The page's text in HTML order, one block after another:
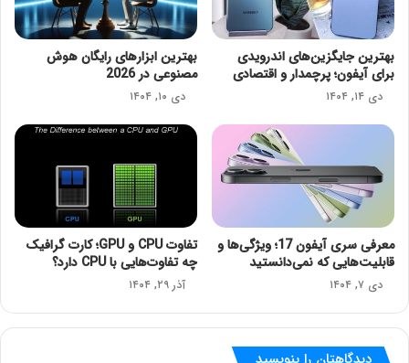
بهترین جایگزین‌های اندرویدی
برای آیفون؛ پرچمدار و اقتصادی
دی ۱۴, ۱۴۰۴
بهترین ابزارهای رایگان هوش
مصنوعی در 2026
دی ۱۰, ۱۴۰۴
معرفی سری آیفون 17؛ ویژگی‌ها و
قابلیت‌هایی که نمی‌دانستید
دی ۷, ۱۴۰۴
تفاوت CPU و GPU؛ کارت گرافیک
چه تفاوت‌هایی با CPU دارد؟
آذر ۲۹, ۱۴۰۴